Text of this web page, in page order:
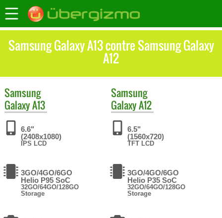
Samsung Galaxy A13 contre Samsung Galaxy
A12
Samsung
Galaxy A13
6.6"
(2408x1080)
IPS LCD
3GO/4GO/6GO
Helio P95 SoC
32GO/64GO/128GO
Storage
Samsung
Galaxy A12
6.5"
(1560x720)
TFT LCD
3GO/4GO/6GO
Helio P35 SoC
32GO/64GO/128GO
Storage